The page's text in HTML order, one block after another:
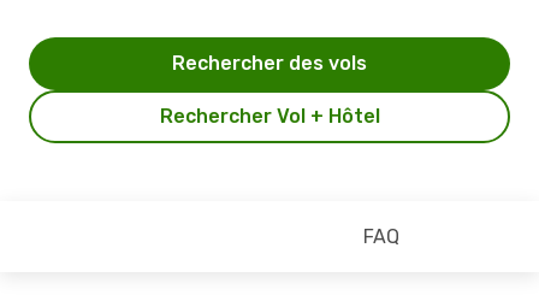
Rechercher Vol + Hôtel
Rechercher des vols
FAQ